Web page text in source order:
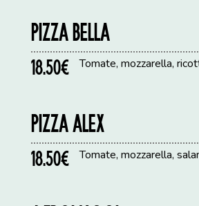
PIZZA BELLA
18.50€ Tomate, mozzarella,
PIZZA ALEX
18.50€ Tomate, mozzarella,